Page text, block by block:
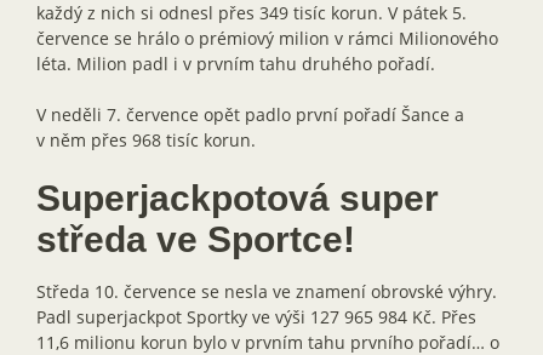
každý z nich si odnesl přes 349 tisíc korun. V pátek 5.
července se hrálo o prémiový milion v rámci Milionového
léta. Milion padl i v prvním tahu druhého pořadí.
V neděli 7. července opět padlo první pořadí Šance a
v něm přes 968 tisíc korun.
Superjackpotová super
středa ve Sportce!
Středa 10. července se nesla ve znamení obrovské výhry.
Padl superjackpot Sportky ve výši 127 965 984 Kč. Přes
11,6 milionu korun bylo v prvním tahu prvního pořadí… o